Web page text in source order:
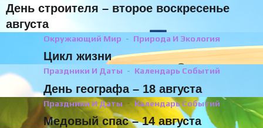
День строителя – второе воскресенье
августа
Окружающий Мир Природа И Экология
Цикл жизни
Праздники И Даты Календарь Событий
День географа – 18 августа
Праздники И Даты Календарь Событий
Медовый спас – 14 августа